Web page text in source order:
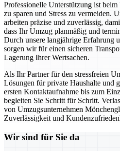
Professionelle Unterstützung ist
zu sparen und Stress zu vermeiden.
arbeiten präzise und zuverlässig,
dass Ihr Umzug planmäßig und
Durch unsere langjährige Erfahrung
sorgen wir für einen sicheren
Lagerung Ihrer Wertsachen.
Als Ihr Partner für den stressfreien
Lösungen für private Haushalte und
ersten Kontaktaufnahme bis zum
begleiten Sie Schritt für Schritt.
von Umzugsunternehmen
Zuverlässigkeit und
Wir sind für Sie da